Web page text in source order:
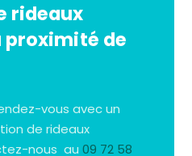
rideaux
de
vous avec un
de rideaux
nous au09 72 58